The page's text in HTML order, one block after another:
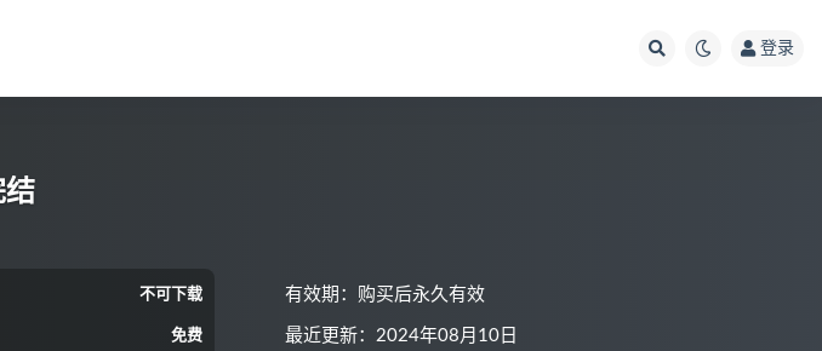
登录
结
不可下载
免费
有效期：购买后永久有效
最近更新：2024年08月10日